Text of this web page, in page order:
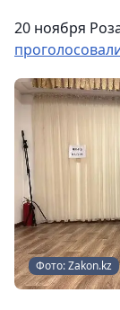
20 ноября
Фото: Zakon.kz